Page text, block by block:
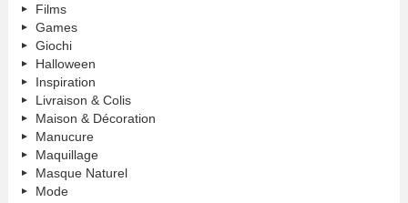
Films
Games
Giochi
Halloween
Inspiration
Livraison & Colis
Maison & Décoration
Manucure
Maquillage
Masque Naturel
Mode